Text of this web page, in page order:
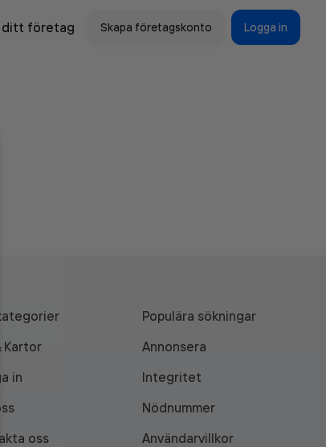
ditt företag Skapa företagskonto Logga in
kategorier
Populära sökningar
Kartor
Annonsera
in
Integritet
Nödnummer
oss
Användarvillkor